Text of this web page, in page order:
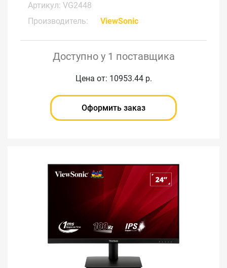
Артикул: VG2448
Производитель:
ViewSonic
Доступно у 1 поставщика
Цена от: 10953.44 р.
Оформить заказ